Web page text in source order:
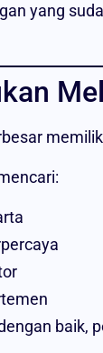
yang
baik,